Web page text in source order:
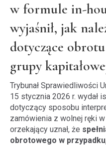
w formule in-
wyjaśnił, jak
dotyczące
grupy
Trybunał Sprawiedliwości
15 stycznia 2026 r. wydał
dotyczący sposobu
zamówienia z wolnej ręki
orzekający uznał, że
obrotowego w